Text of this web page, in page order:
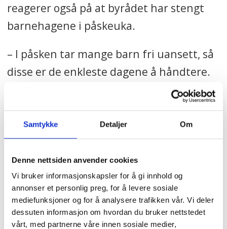
Samtykke Detaljer Om
Denne nettsiden anvender cookies
Vi bruker informasjonskapsler for å gi innhold og
annonser et personlig preg, for å levere sosiale
mediefunksjoner og for å analysere trafikken vår. Vi deler
dessuten informasjon om hvordan du bruker nettstedet
vårt, med partnerne våre innen sosiale medier,
reagerer også på at byrådet har stengt
barnehagene i påskeuka.
– I påsken tar mange barn fri uansett, så
disse er de enkleste dagene å håndtere.
Og siden de stenger, betyr vel det at
situasjonen er alvorlig? Hvorfor skal vi
holde åpnet nå og la smitten spre seg?
spør Evangelou og legger til:
– Vi forstår at jobben vår er viktig, men
helsa vår er også viktig.
– Stenging av barnehagene vil ramme svært